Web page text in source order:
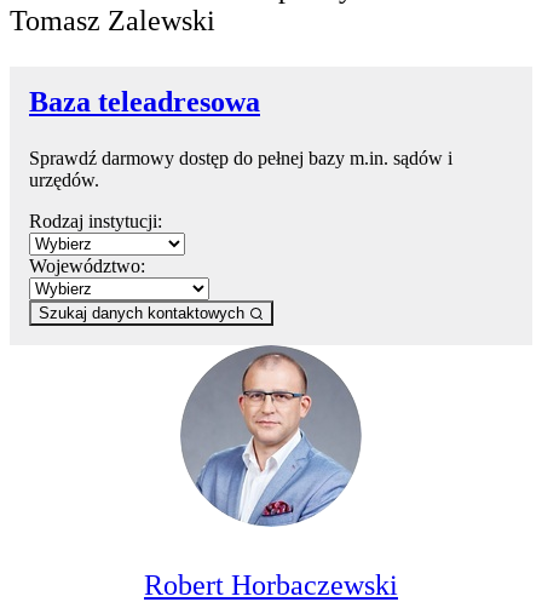
Tomasz Zalewski
Baza teleadresowa
Sprawdź darmowy dostęp do pełnej bazy m.in. sądów i
urzędów.
Rodzaj instytucji:
Województwo:
Szukaj danych kontaktowych
Robert Horbaczewski